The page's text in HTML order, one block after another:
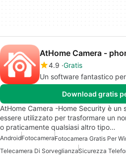
AtHome Camera -
4.9 Gratis
Un software fantastico
Download gratis
AtHome Camera -Home Security è
essere utilizzato per trasformare un
o praticamente qualsiasi altro tipo…
AndroidFotocameraFotocamera Gratis Per
Telecamera Di SorveglianzaSicurezza